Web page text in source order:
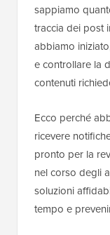
sappiamo
traccia dei post
abbiamo
e controllare la
contenuti
Ecco perché
ricevere
pronto per la
nel corso degli
soluzioni
tempo e